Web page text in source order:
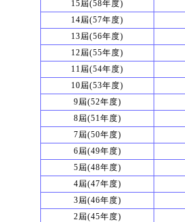
15屆(58年度)
14屆(57年度)
13屆(56年度)
12屆(55年度)
11屆(54年度)
10屆(53年度)
9屆(52年度)
8屆(51年度)
7屆(50年度)
6屆(49年度)
5屆(48年度)
4屆(47年度)
3屆(46年度)
2屆(45年度)